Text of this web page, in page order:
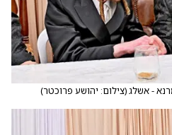
- אשלג(צילום: יהושע פרוכטר)